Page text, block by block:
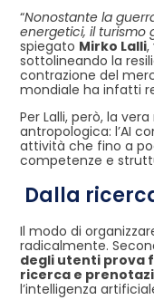
“Nonostante la
energetici, il turismo
spiegato Mirko Lalli,
sottolineando la
contrazione del
mondiale ha infatti
Per Lalli, però, la
antropologica: l’AI
attività che fino a
competenze e
Dalla
Il modo di
radicalmente.
degli utenti prova
ricerca e
l’intelligenza